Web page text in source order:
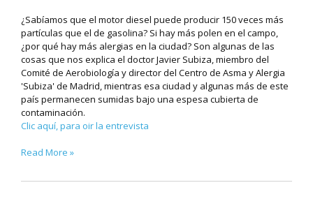
¿Sabíamos que el motor diesel puede producir 150 veces más
partículas que el de gasolina? Si hay más polen en el campo,
¿por qué hay más alergias en la ciudad? Son algunas de las
cosas que nos explica el doctor Javier Subiza, miembro del
Comité de Aerobiología y director del Centro de Asma y Alergia
'Subiza' de Madrid, mientras esa ciudad y algunas más de este
país permanecen sumidas bajo una espesa cubierta de
contaminación.
Clic aquí, para oir la entrevista
Read More »